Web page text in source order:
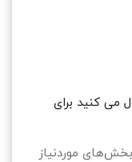
می کنید برای
بخش‌های موردنیاز